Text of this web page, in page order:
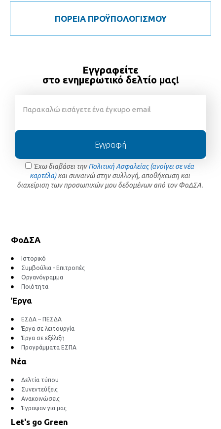
ΠΟΡΕΙΑ ΠΡΟΫΠΟΛΟΓΙΣΜΟΥ
Εγγραφείτε
στο ενημερωτικό δελτίο μας!
Έχω διαβάσει τηνΠολιτική Ασφαλείας (ανοίγει σε νέα
καρτέλα)και συναινώ στην συλλογή, αποθήκευση και
διαχείριση των προσωπικών μου δεδομένων από τον ΦοΔΣΑ.
Εγγραφή
ΦοΔΣΑ
Ιστορικό
Συμβούλια - Επιτροπές
Οργανόγραμμα
Ποιότητα
Έργα
ΕΣΔΑ – ΠΕΣΔΑ
Έργα σε λειτουργία
Έργα σε εξέλιξη
Προγράμματα ΕΣΠΑ
Νέα
Δελτία τύπου
Συνεντεύξεις
Ανακοινώσεις
Έγραψαν για μας
Let's go Green